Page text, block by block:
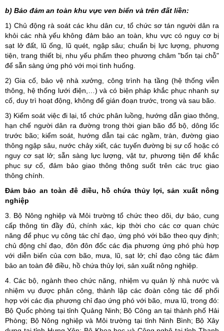
b) Bảo đảm an toàn khu vực ven biển và trên đất liền:
1) Chủ động rà soát các khu dân cư, tổ chức sơ tán người dân ra
khỏi các nhà yếu không đảm bảo an toàn, khu vực có nguy cơ bị
sạt lở đất, lũ ống, lũ quét, ngập sâu; chuẩn bị lực lượng, phương
tiện, trang thiết bị, nhu yếu phẩm theo phương châm "bốn tại chỗ"
để sẵn sàng ứng phó với mọi tình huống.
2) Gia cố, bảo vệ nhà xưởng, công trình hạ tầng (hệ thống viễn
thông, hệ thống lưới điện,…) và có biện pháp khắc phục nhanh sự
cố, duy trì hoạt động, không để gián đoạn trước, trong và sau bão.
3) Kiểm soát việc đi lại, tổ chức phân luồng, hướng dẫn giao thông,
hạn chế người dân ra đường trong thời gian bão đổ bộ, dông lốc
trước bão; kiểm soát, hướng dẫn tại các ngầm, tràn, đường giao
thông ngập sâu, nước chảy xiết, các tuyến đường bị sự cố hoặc có
nguy cơ sạt lở; sẵn sàng lực lượng, vật tư, phương tiện để khắc
phục sự cố, đảm bảo giao thông thông suốt trên các trục giao
thông chính.
Đảm bảo an toàn đê điều, hồ chứa thủy lợi, sản xuất nông
nghiệp
3. Bộ Nông nghiệp và Môi trường tổ chức theo dõi, dự báo, cung
cấp thông tin đầy đủ, chính xác, kịp thời cho các cơ quan chức
năng để phục vụ công tác chỉ đạo, ứng phó với bão theo quy định;
chủ động chỉ đạo, đôn đôn đốc các địa phương ứng phó phù hợp
với diễn biến của cơn bão, mưa, lũ, sạt lở; chỉ đạo công tác đảm
bảo an toàn đê điều, hồ chứa thủy lợi, sản xuất nông nghiệp.
4. Các bộ, ngành theo chức năng, nhiệm vụ quản lý nhà nước và
nhiệm vụ được phân công, thành lập các đoàn công tác để phối
hợp với các địa phương chỉ đạo ứng phó với bão, mưa lũ, trong đó:
Bộ Quốc phòng tại tỉnh Quảng Ninh; Bộ Công an tại thành phố Hải
Phòng; Bộ Nông nghiệp và Môi trường tại tỉnh Ninh Bình; Bộ Xây